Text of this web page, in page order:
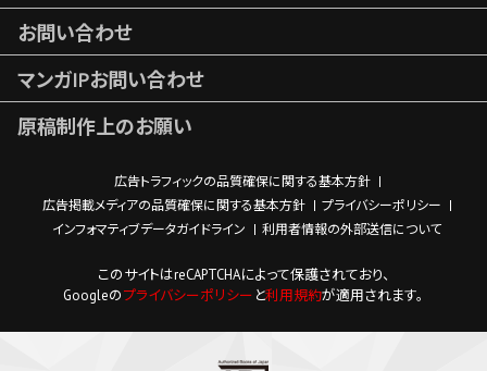
お問い合わせ
マンガIPお問い合わせ
原稿制作上のお願い
広告トラフィックの品質確保に関する基本方針
広告掲載メディアの品質確保に関する基本方針
プライバシーポリシー
インフォマティブデータガイドライン
利用者情報の外部送信について
このサイトはreCAPTCHAによって保護されており、
Googleのプライバシーポリシー と利用規約が適用されます。